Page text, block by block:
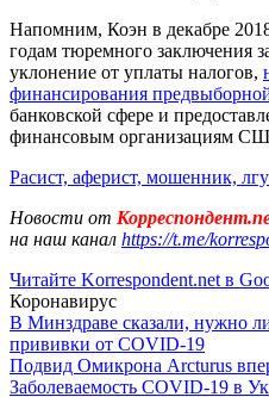
Напомним, Коэн в декабре
годам тюремного заключения
уклонение от уплаты налогов,
финансирования
банковской сфере и
финансовым организациям
Расист, аферист, мошенник,
Новости от
на наш канал https://t.me/
Читайте Korrespondent.net в
Коронавирус
В Минздраве сказали, нужно
прививки от COVID-19
Подвид Омикрона Arcturus
Заболеваемость COVID-19 в